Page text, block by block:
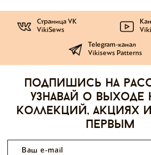
Страница VK
VikiSews
Telegram-канал
Vikisews Patterns
Подпишись на
узнавай о выходе
коллекций, акциях
первым